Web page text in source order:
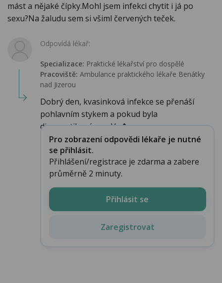
mást a nějaké čípky.Mohl jsem infekci chytit i já po
sexu?Na žaludu sem si všiml červených teček.
Odpovídá lékař:
Specializace: Praktické lékařství pro dospělé
Pracoviště: Ambulance praktického lékaře Benátky
nad Jizerou
Dobrý den, kvasinková infekce se přenáší
pohlavním stykem a pokud byla
diagnostikována u Va�...
Pro zobrazení odpovědi lékaře je nutné
se přihlásit.
Přihlášení/registrace je zdarma a zabere
průměrně 2 minuty.
Přihlásit se
Zaregistrovat